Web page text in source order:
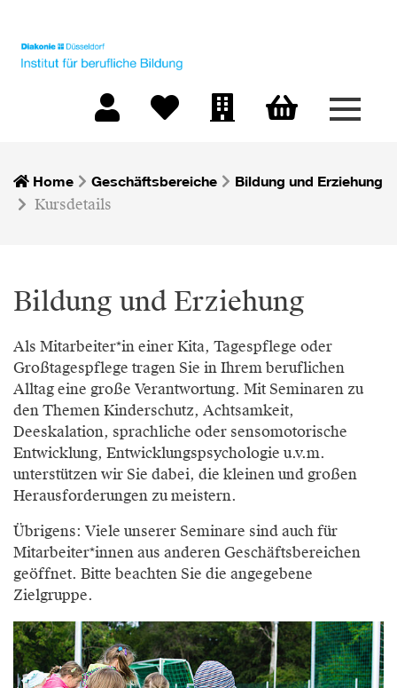
Menü
Home Geschäftsbereiche Bildung und Erziehung
Kursdetails
Bildung und Erziehung
Als Mitarbeiter*in einer Kita, Tagespflege oder
Großtagespflege tragen Sie in Ihrem beruflichen
Alltag eine große Verantwortung. Mit Seminaren zu
den Themen Kinderschutz, Achtsamkeit,
Deeskalation, sprachliche oder sensomotorische
Entwicklung, Entwicklungspsychologie u.v.m.
unterstützen wir Sie dabei, die kleinen und großen
Herausforderungen zu meistern.
Übrigens: Viele unserer Seminare sind auch für
Mitarbeiter*innen aus anderen Geschäftsbereichen
geöffnet. Bitte beachten Sie die angegebene
Zielgruppe.